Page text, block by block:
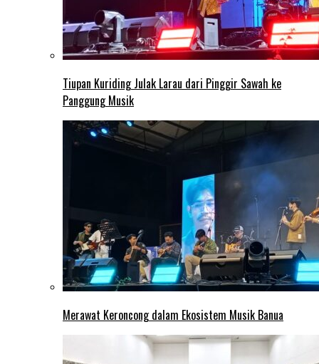
Tiupan Kuriding Julak Larau dari Pinggir Sawah ke
Panggung Musik
Merawat Keroncong dalam Ekosistem Musik Banua